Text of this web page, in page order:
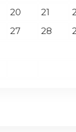
20 21
27 28